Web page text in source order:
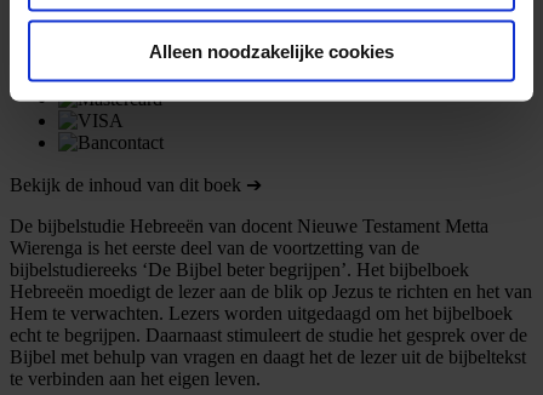
Alleen noodzakelijke cookies
Bekijk de inhoud van dit boek ➔
De bijbelstudie Hebreeën van docent Nieuwe Testament Metta
Wierenga is het eerste deel van de voortzetting van de
bijbelstudiereeks ‘De Bijbel beter begrijpen’. Het bijbelboek
Hebreeën moedigt de lezer aan de blik op Jezus te richten en het van
Hem te verwachten. Lezers worden uitgedaagd om het bijbelboek
echt te begrijpen. Daarnaast stimuleert de studie het gesprek over de
Bijbel met behulp van vragen en daagt het de lezer uit de bijbeltekst
te verbinden aan het eigen leven.